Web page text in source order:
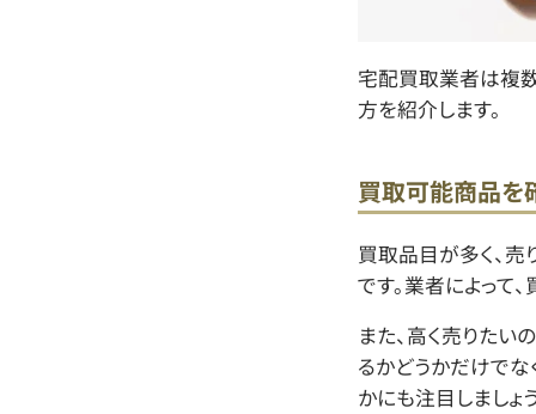
宅配買取業者は複
方を紹介します。
買取可能商品を
買取品目が多く、
です。業者によって
また、高く売りたい
るかどうかだけでな
かにも注目しましょ